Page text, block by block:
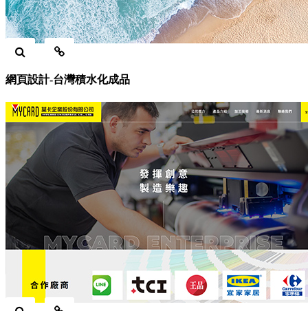
網頁設計-台灣積水化成品